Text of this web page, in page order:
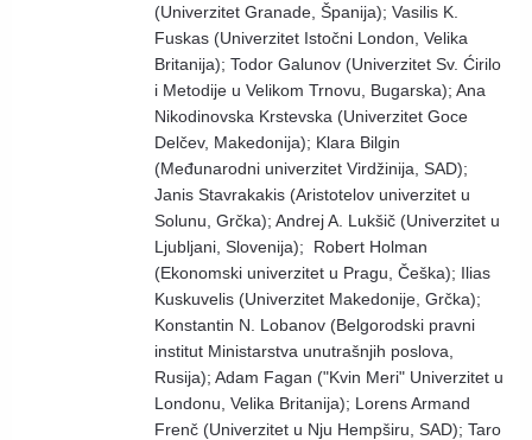
(Univerzitet Granade, Španija); Vasilis K.
Fuskas (Univerzitet Istočni London, Velika
Britanija); Todor Galunov (Univerzitet Sv. Ćirilo
i Metodije u Velikom Trnovu, Bugarska); Ana
Nikodinovska Krstevska (Univerzitet Goce
Delčev, Makedonija); Klara Bilgin
(Međunarodni univerzitet Virdžinija, SAD);
Janis Stavrakakis (Aristotelov univerzitet u
Solunu, Grčka); Andrej A. Lukšič (Univerzitet u
Ljubljani, Slovenija); Robert Holman
(Ekonomski univerzitet u Pragu, Češka); Ilias
Kuskuvelis (Univerzitet Makedonije, Grčka);
Konstantin N. Lobanov (Belgorodski pravni
institut Ministarstva unutrašnjih poslova,
Rusija); Adam Fagan ("Kvin Meri" Univerzitet u
Londonu, Velika Britanija); Lorens Armand
Frenč (Univerzitet u Nju Hempširu, SAD); Taro